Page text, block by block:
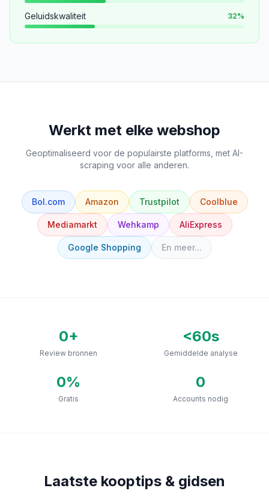
Geluidskwaliteit 32%
Werkt met elke webshop
Geoptimaliseerd voor de populairste platforms, met AI-
scraping voor alle anderen.
Bol.com Amazon Trustpilot Coolblue
Mediamarkt Wehkamp AliExpress
Google Shopping En meer...
0+
Review bronnen
<60s
Gemiddelde analyse
0%
Gratis
0
Accounts nodig
Laatste kooptips & gidsen